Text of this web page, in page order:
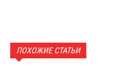
ПОХОЖИЕ СТАТЬИ